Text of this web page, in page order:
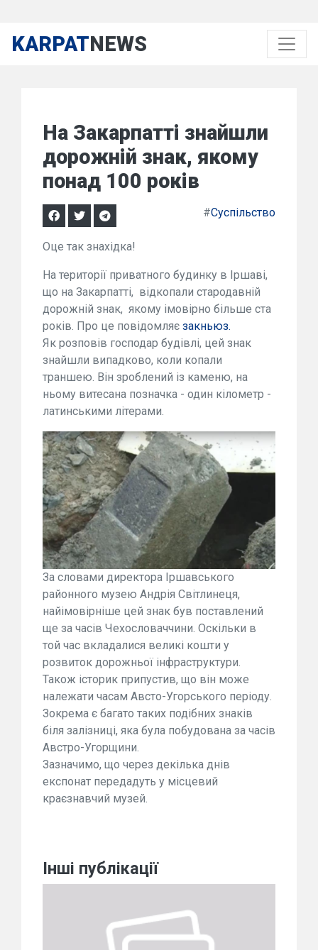
KARPATNEWS
На Закарпатті знайшли
дорожній знак, якому
понад 100 років
#Суспільство
Оце так знахідка!
На території приватного будинку в Іршаві,
що на Закарпатті, відкопали стародавній
дорожній знак, якому імовірно більше ста
років. Про це повідомляє закньюз.
Як розповів господар будівлі, цей знак
знайшли випадково, коли копали
траншею. Він зроблений із каменю, на
ньому витесана позначка - один кілометр -
латинськими літерами.
За словами директора Іршавського
районного музею Андрія Світлинеця,
найімовірніше цей знак був поставлений
ще за часів Чехословаччини. Оскільки в
той час вкладалися великі кошти у
розвиток дорожньої інфраструктури.
Також історик припустив, що він може
належати часам Австо-Угорського періоду.
Зокрема є багато таких подібних знаків
біля залізниці, яка була побудована за часів
Австро-Угорщини.
Зазначимо, що через декілька днів
експонат передадуть у місцевий
краєзнавчий музей.
Інші публікації